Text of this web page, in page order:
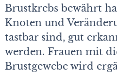
Brustkrebs bewährt
Knoten und
tastbar sind, gut
werden. Frauen mit
Brustgewebe wird